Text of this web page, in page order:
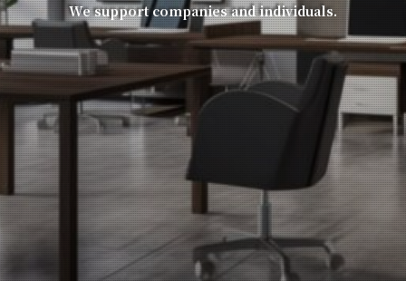
We support companies and individuals.